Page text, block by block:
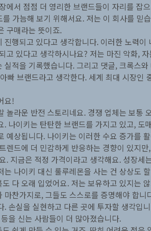
에서 점점 더 영리한 브랜드들이 자리를 잡
가늠해 보기 위해서요. 저는 이 회사를 믿
구매라는 뜻이죠.
행되고 있다고 생각합니다. 이러한 노력
고 있다고 생각하시나요? 저는 마진 악화,
적을 기록했습니다. 그리고 댓글, 크록스
빠 브랜드라고 생각한다. 세계 최대 시장
요!
놀라운 반전 스토리네요. 경쟁 업체는 보
나이키는 탄탄한 브랜드를 가지고 있고,
예상됩니다. 나이키는 이러한 수요 증가를
렌드에 더 민감하게 반응하는 경향이 있지
. 지금은 적정 가격이라고 생각해요. 성장
나이키 대신 룰루레몬을 사는 건 상상도
다 오래 입었어요. 저는 보유하고 있지는
찬가지로, 그들도 스스로를 증명해야 합
손실을 실현하고 다른 곳에 투자할 생각입
을 신는 사람들이 더 많아졌습니다.